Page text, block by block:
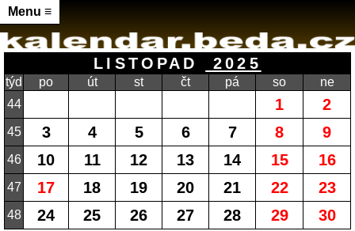
Menu ≡
LISTOPAD 2025
týd po út st čt pá so
ne
44
1 2
45 3 4 5 6 7 8 9
46 10 11 12 13 14 15 16
47 17 18 19 20 21 22 23
48 24 25 26 27 28 29 30